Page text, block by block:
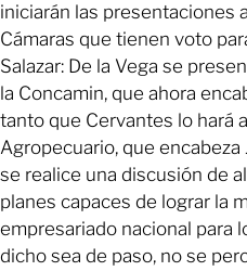
iniciarán las presentaciones
Cámaras que tienen voto
Salazar: De la Vega se
la Concamin, que ahora
tanto que Cervantes lo hará
Agropecuario, que encabeza
se realice una discusión de
planes capaces de lograr la
empresariado nacional para
dicho sea de paso, no se